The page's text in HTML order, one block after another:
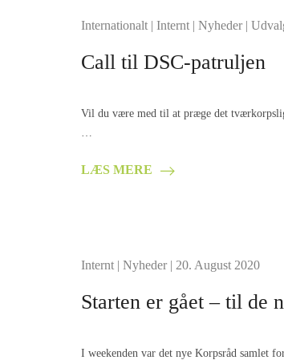
Internationalt | Internt | Nyheder|
Call til DSC-patruljen
Vil du være med til at præge det
…
LÆS MERE
Internt | Nyheder| 20. August 2020
Starten er gået – til de
I weekenden var det nye Korpsråd samlet